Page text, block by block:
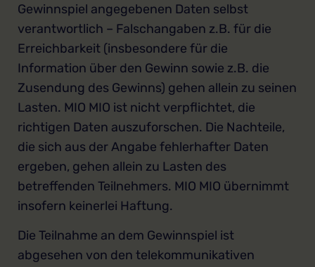
Gewinnspiel angegebenen Daten selbst
verantwortlich – Falschangaben z.B. für die
Erreichbarkeit (insbesondere für die
Information über den Gewinn sowie z.B. die
Zusendung des Gewinns) gehen allein zu seinen
Lasten. MIO MIO ist nicht verpflichtet, die
richtigen Daten auszuforschen. Die Nachteile,
die sich aus der Angabe fehlerhafter Daten
ergeben, gehen allein zu Lasten des
betreffenden Teilnehmers. MIO MIO übernimmt
insofern keinerlei Haftung.
Die Teilnahme an dem Gewinnspiel ist
abgesehen von den telekommunikativen